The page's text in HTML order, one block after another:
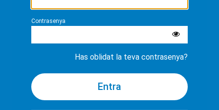
Contrasenya
Has oblidat la teva contrasenya?